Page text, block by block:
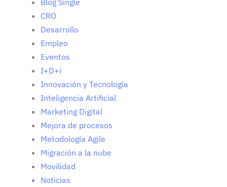
CRO
Desarrollo
Empleo
Eventos
I+D+i
Innovación y Tecnología
Inteligencia Artificial
Marketing Digital
Mejora de procesos
Metodología Agile
Migración a la nube
Movilidad
Noticias